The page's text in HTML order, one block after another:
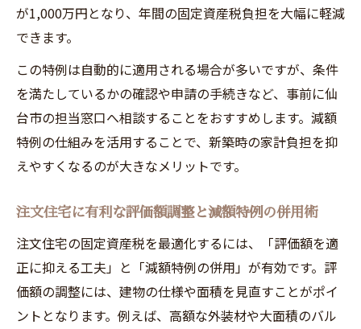
が1,000万円となり、年間の固定資産税負担を大幅に軽減
できます。
この特例は自動的に適用される場合が多いですが、条件
を満たしているかの確認や申請の手続きなど、事前に仙
台市の担当窓口へ相談することをおすすめします。減額
特例の仕組みを活用することで、新築時の家計負担を抑
えやすくなるのが大きなメリットです。
注文住宅に有利な評価額調整と減額特例の併用術
注文住宅の固定資産税を最適化するには、「評価額を適
正に抑える工夫」と「減額特例の併用」が有効です。評
価額の調整には、建物の仕様や面積を見直すことがポイ
ントとなります。例えば、高額な外装材や大面積のバル